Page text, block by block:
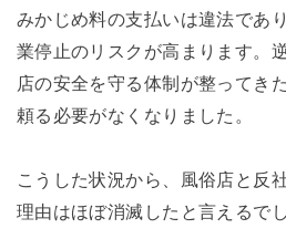
みかじめ料の支払いは違法であ
業停止のリスクが高まります。
店の安全を守る体制が整ってき
頼る必要がなくなりました。
こうした状況から、風俗店と反
理由はほぼ消滅したと言えるでし